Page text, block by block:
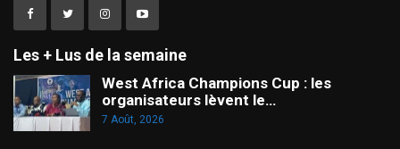
Les + Lus de la semaine
West Africa Champions Cup : les
organisateurs lèvent le…
7 Août, 2026